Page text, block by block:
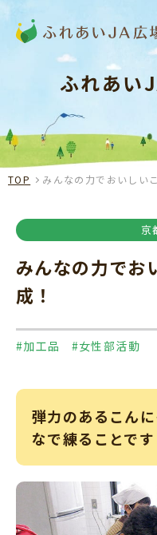
ふれあい
TOP みんなの力でおいしい
京
みんなの力でお
成！
#加工品 #女性部活動
弾力のあるこん
なで練ることです